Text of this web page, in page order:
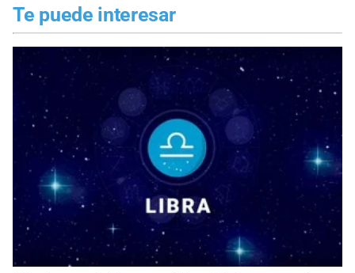
Te puede interesar